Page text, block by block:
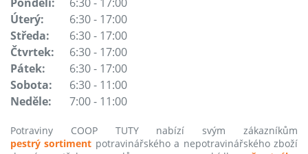
Úterý:
6:30 - 17:00
Středa:
6:30 - 17:00
Čtvrtek:
6:30 - 17:00
Pátek:
6:30 - 17:00
Sobota:
6:30 - 11:00
Neděle:
7:00 - 11:00
Potraviny COOP TUTY nabízí svým zákazníkům
pestrý sortiment potravinářského a nepotravinářského zboží